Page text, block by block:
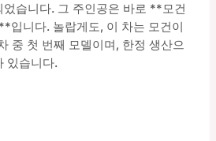
었습니다. 그 주인공은 바로 **모건
입니다. 놀랍게도, 이 차는 모건이
중 첫 번째 모델이며, 한정 생산으
있습니다.